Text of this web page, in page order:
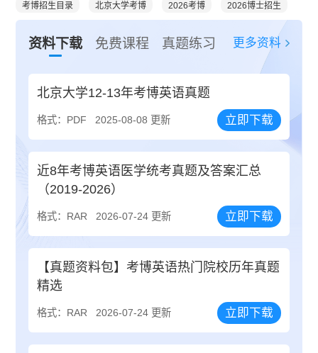
考博招生目录 北京大学考博 2026考博 2026博士招生
资料下载 免费课程 真题练习 更多资料
北京大学12-13年考博英语真题
格式：PDF 2025-08-08 更新 立即下载
近8年考博英语医学统考真题及答案汇总
（2019-2026）
格式：RAR 2026-07-24 更新 立即下载
【真题资料包】考博英语热门院校历年真题
精选
格式：RAR 2026-07-24 更新 立即下载